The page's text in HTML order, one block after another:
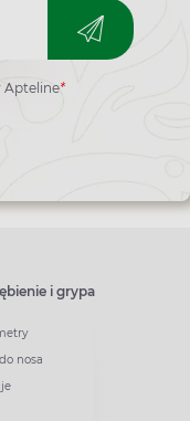
Apteline*
i grypa
nosa